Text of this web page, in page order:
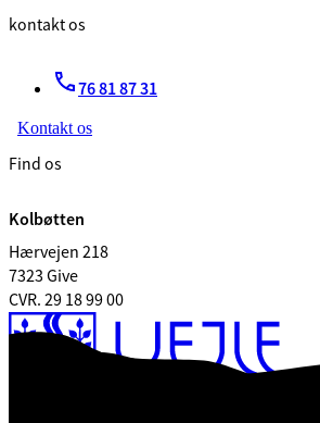
kontakt os
76 81 87 31
Kontakt os
Find os
Kolbøtten
Hærvejen 218
7323 Give
CVR. 29 18 99 00